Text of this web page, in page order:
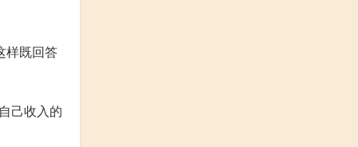
样既回答
己收入的